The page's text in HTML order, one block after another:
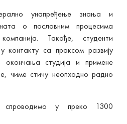
унапређење знања и
о пословним процесима
Такође, студенти
контакту са праксом развију
окончања студија и примене
чиме стичу неопходно радно
спроводимо у преко 1300